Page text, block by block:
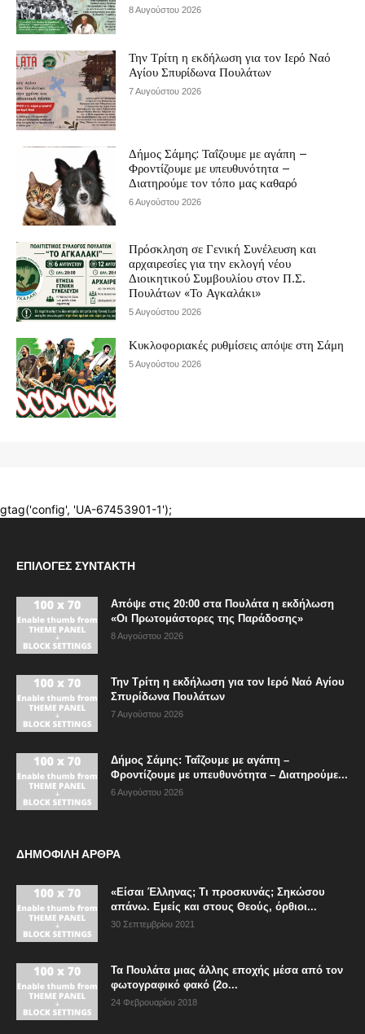
ΕΠΙΛΟΓΈΣ ΣΥΝΤΆΚΤΗ
Απόψε στις 20:00 στα Πουλάτα η εκδήλωση
«Οι Πρωτομάστορες της Παράδοσης»
8 Αυγούστου 2026
Την Τρίτη η εκδήλωση για τον Ιερό Ναό Αγίου
Σπυρίδωνα Πουλάτων
7 Αυγούστου 2026
Δήμος Σάμης: Ταΐζουμε με αγάπη –
Φροντίζουμε με υπευθυνότητα – Διατηρούμε...
6 Αυγούστου 2026
ΔΗΜΟΦΙΛΗ ΑΡΘΡΑ
«Είσαι Έλληνας; Τι προσκυνάς; Σηκώσου
απάνω. Εμείς και στους Θεούς, όρθιοι...
30 Σεπτεμβρίου 2021
Τα Πουλάτα μιας άλλης εποχής μέσα από τον
φωτογραφικό φακό (2ο...
24 Φεβρουαρίου 2018